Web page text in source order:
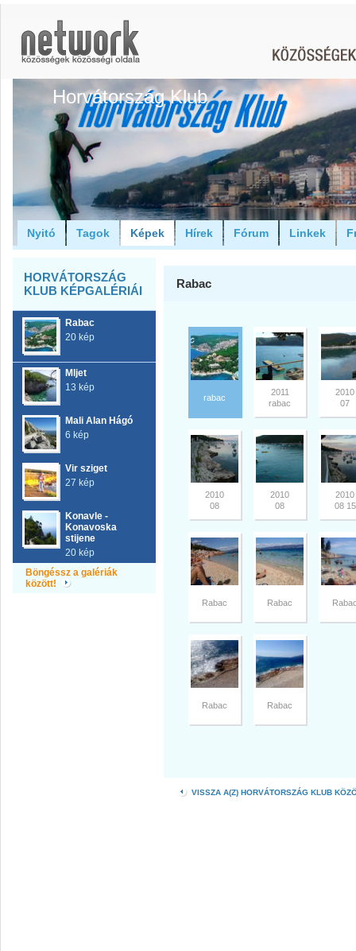
Horvátország Klub
Nyitó Tagok Képek Hírek Fórum Linkek
HORVÁTORSZÁG
KLUB KÉPGALÉRIÁI
Rabac
20 kép
Mljet
13 kép
Mali Alan Hágó
6 kép
Vir sziget
27 kép
Konavle -
Konavoska
stijene
20 kép
Böngéssz a galériák
között!
Rabac
rabac
2011
rabac
2010
07
2010
08
2010
08
2010
08 15
Rabac Rabac
Rabac Rabac
VISSZA A(Z) HORVÁTORSZÁG KLUB